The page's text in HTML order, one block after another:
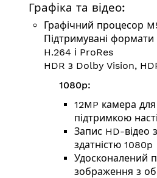
Графіка та відео:
Графічний процесор
Підтримувані
H.264 і ProRes
HDR з Dolby Vision,
1080p:
12MP камера
підтримкою
Запис HD-відео
здатністю 1080p
Удосконалений
зображення з